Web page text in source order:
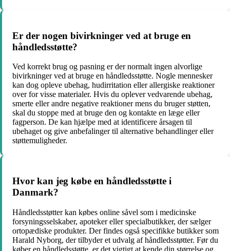
Er der nogen bivirkninger ved at bruge en
håndledsstøtte?
Ved korrekt brug og pasning er der normalt ingen alvorlige
bivirkninger ved at bruge en håndledsstøtte. Nogle mennesker
kan dog opleve ubehag, hudirritation eller allergiske reaktioner
over for visse materialer. Hvis du oplever vedvarende ubehag,
smerte eller andre negative reaktioner mens du bruger støtten,
skal du stoppe med at bruge den og kontakte en læge eller
fagperson. De kan hjælpe med at identificere årsagen til
ubehaget og give anbefalinger til alternative behandlinger eller
støttemuligheder.
Hvor kan jeg købe en håndledsstøtte i
Danmark?
Håndledsstøtter kan købes online såvel som i medicinske
forsyningsselskaber, apoteker eller specialbutikker, der sælger
ortopædiske produkter. Der findes også specifikke butikker som
Harald Nyborg, der tilbyder et udvalg af håndledsstøtter. Før du
køber en håndledsstøtte, er det vigtigt at kende din størrelse og